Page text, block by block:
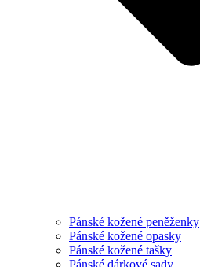
Pánské kožené peněženky
Pánské kožené opasky
Pánské kožené tašky